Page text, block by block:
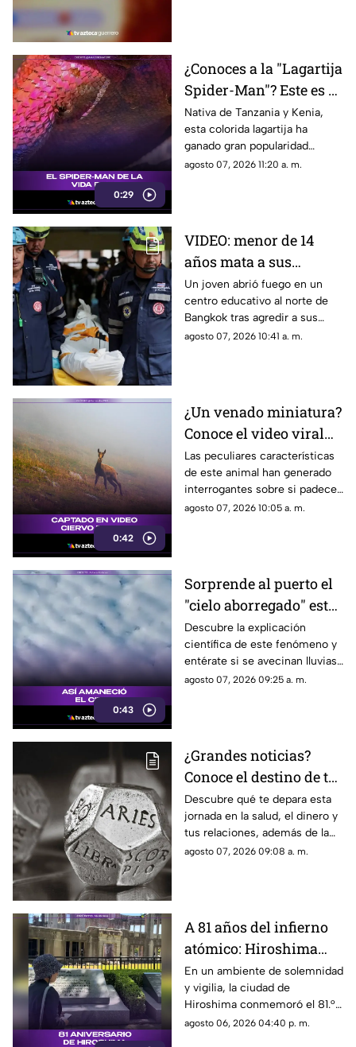
0:29
¿Conoces a la "Lagartija
Spider-Man"? Este es el
reptil con los colores
del superhéroe
Nativa de Tanzania y Kenia,
esta colorida lagartija ha
ganado gran popularidad
debido a su increíble parecido
agosto 07, 2026 11:20 a. m.
VIDEO: menor de 14
años mata a sus
abuelos y 5 profesores
en tiroteo
Un joven abrió fuego en un
centro educativo al norte de
Bangkok tras agredir a sus
familiares; el incidente dejó
agosto 07, 2026 10:41 a. m.
0:42
¿Un venado miniatura?
Conoce el video viral
que causa asombro en
redes sociales
Las peculiares características
de este animal han generado
interrogantes sobre si padece
una malformación congénita.
agosto 07, 2026 10:05 a. m.
0:43
Sorprende al puerto el
"cielo aborregado" este
viernes: ¿Qué nos
espera en el clima?
Descubre la explicación
científica de este fenómeno y
entérate si se avecinan lluvias
o buen tiempo.
agosto 07, 2026 09:25 a. m.
¿Grandes noticias?
Conoce el destino de tu
signo para este viernes
Descubre qué te depara esta
jornada en la salud, el dinero y
tus relaciones, además de la
palabra clave para guiar tus
agosto 07, 2026 09:08 a. m.
A 81 años del infierno
atómico: Hiroshima
exige a las potencias el
fin de la era nuclear
En un ambiente de solemnidad
y vigilia, la ciudad de
Hiroshima conmemoró el 81.°
aniversario del devastador
agosto 06, 2026 04:40 p. m.